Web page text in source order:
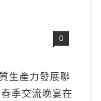
0
生產力發展聯
季交流晚宴在